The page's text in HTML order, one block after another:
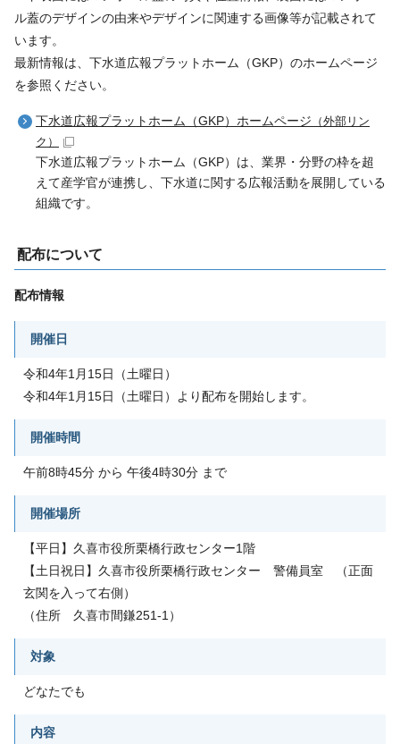
ル蓋のデザインの由来やデザインに関連する画像等が記載されて
います。
最新情報は、下水道広報プラットホーム（GKP）のホームページ
を参照ください。
下水道広報プラットホーム（GKP）ホームページ （外部リン
ク）
下水道広報プラットホーム（GKP）は、業界・分野の枠を超
えて産学官が連携し、下水道に関する広報活動を展開している
組織です。
配布について
配布情報
開催日
令和4年1月15日（土曜日）
令和4年1月15日（土曜日）より配布を開始します。
開催時間
午前8時45分 から 午後4時30分 まで
開催場所
【平日】久喜市役所栗橋行政センター1階
【土日祝日】久喜市役所栗橋行政センター 警備員室 （正面
玄関を入って右側）
（住所 久喜市間鎌251-1）
対象
どなたでも
内容